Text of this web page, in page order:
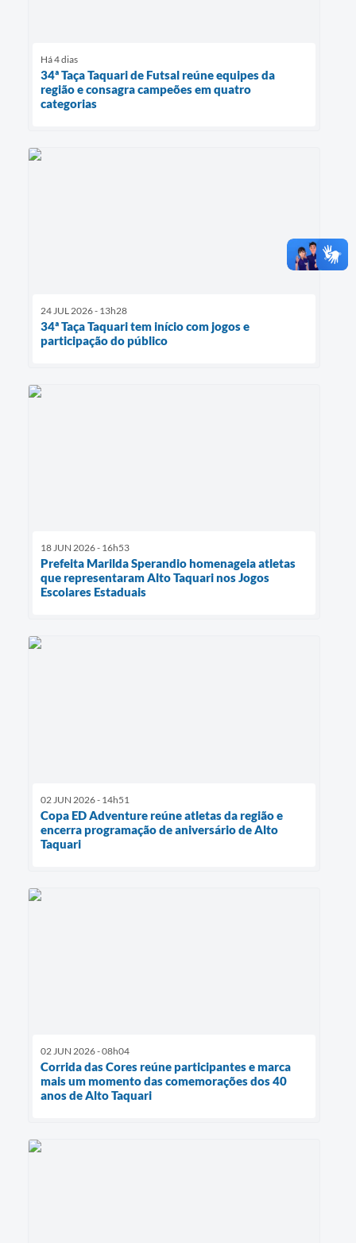
Há 4 dias
34ª Taça Taquari de Futsal reúne equipes da
região e consagra campeões em quatro
categorias
24 JUL 2026 - 13h28
34ª Taça Taquari tem início com jogos e
participação do público
18 JUN 2026 - 16h53
Prefeita Marilda Sperandio homenageia atletas
que representaram Alto Taquari nos Jogos
Escolares Estaduais
02 JUN 2026 - 14h51
Copa ED Adventure reúne atletas da região e
encerra programação de aniversário de Alto
Taquari
02 JUN 2026 - 08h04
Corrida das Cores reúne participantes e marca
mais um momento das comemorações dos 40
anos de Alto Taquari